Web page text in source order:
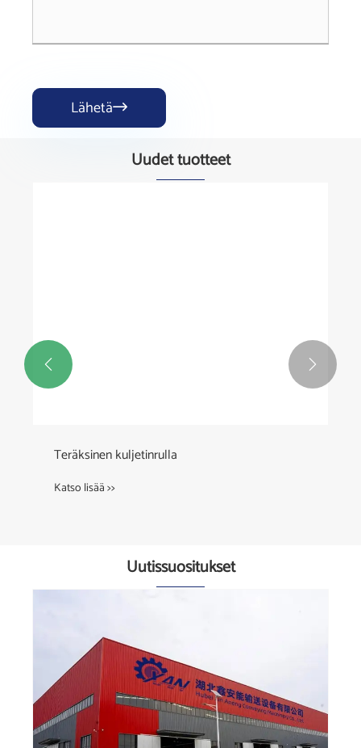
Lähetä
Uudet tuotteet
Teräksinen kuljetinrulla
Katso lisää >>
 
Uutissuositukset